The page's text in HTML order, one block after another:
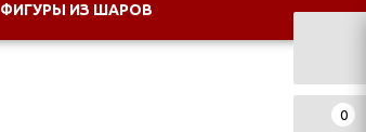
0
ФИГУРЫ ИЗ ШАРОВ